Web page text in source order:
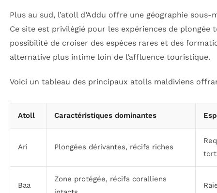
Plus au sud, l’atoll d’Addu offre une géographie
Ce site est privilégié pour les expériences de
possibilité de croiser des espèces rares et des
alternative plus intime loin de l’affluence touristique.
Voici un tableau des principaux atolls maldiviens
Atoll Caractéristiques dominantes
Ari Plongées dérivantes, récifs riches
Baa
Zone protégée, récifs coralliens